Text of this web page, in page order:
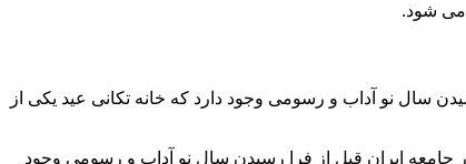
می شود.
سال نو آداب و رسومی وجود دارد که خانه تکانی عید یکی از
ایران قبل از فرا رسیدن سال نو آداب و رسومی وجود